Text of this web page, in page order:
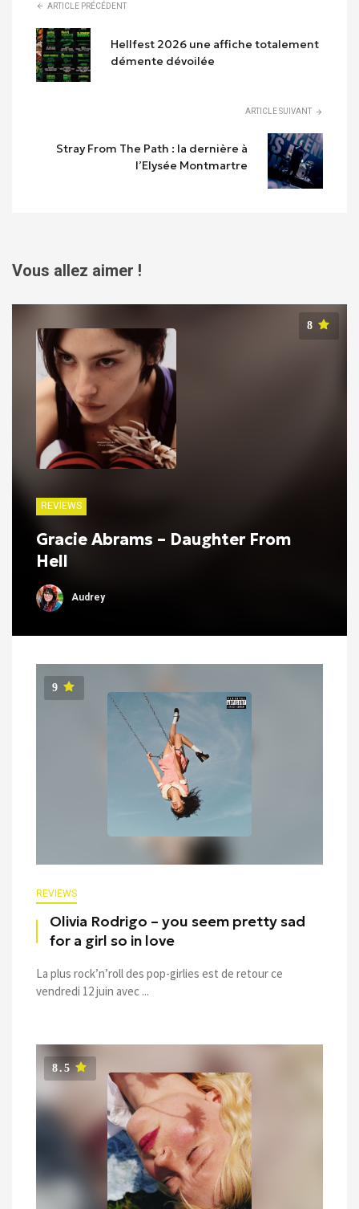
ARTICLE PRÉCÉDENT
Hellfest 2026 une affiche totalement
démente dévoilée
ARTICLE SUIVANT
Stray From The Path : la dernière à
l’Elysée Montmartre
Vous allez aimer !
8
REVIEWS
Gracie Abrams – Daughter From
Hell
Audrey
9
REVIEWS
Olivia Rodrigo – you seem pretty sad
for a girl so in love
La plus rock’n’roll des pop-girlies est de retour ce
vendredi 12 juin avec ...
8.5